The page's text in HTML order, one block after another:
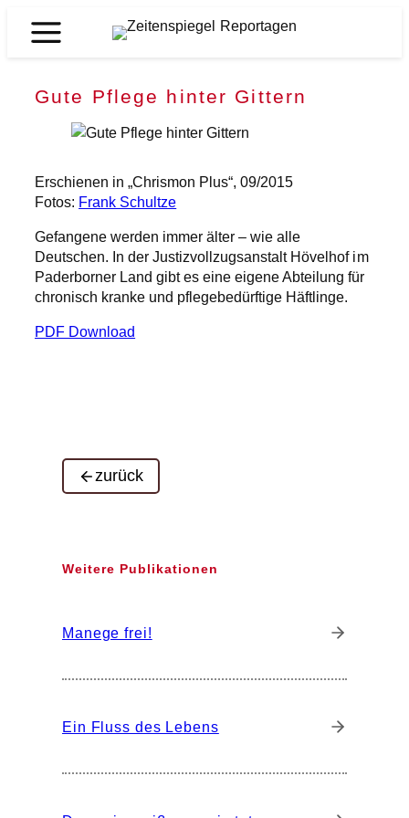
Inhalt
Zeitenspiegel
Gute Pflege hinter Gittern
Erschienen in „Chrismon Plus“, 09/2015
Fotos: Frank Schultze
Gefangene werden immer älter – wie alle
Deutschen. In der Justizvollzugsanstalt Hövelhof im
Paderborner Land gibt es eine eigene Abteilung für
chronisch kranke und pflegebedürftige Häftlinge.
PDF Download
zurück
Weitere Publikationen
Manege frei!
Ein Fluss des Lebens